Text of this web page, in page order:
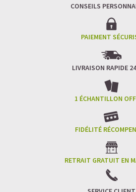
Mocha Glacé Protéiné
CONSEILS
PAIEMENT
LIVRAISON RAPIDE
1 ÉCHANTILLON
FIDÉLITÉ
RETRAIT GRATUIT EN